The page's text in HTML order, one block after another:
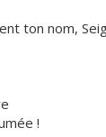
ton nom,
!